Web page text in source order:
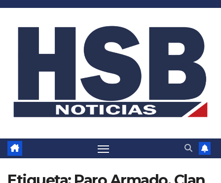
Saltar